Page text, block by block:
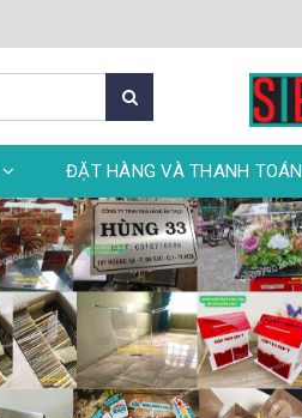
ĐẶT HÀNG VÀ THANH TOÁN